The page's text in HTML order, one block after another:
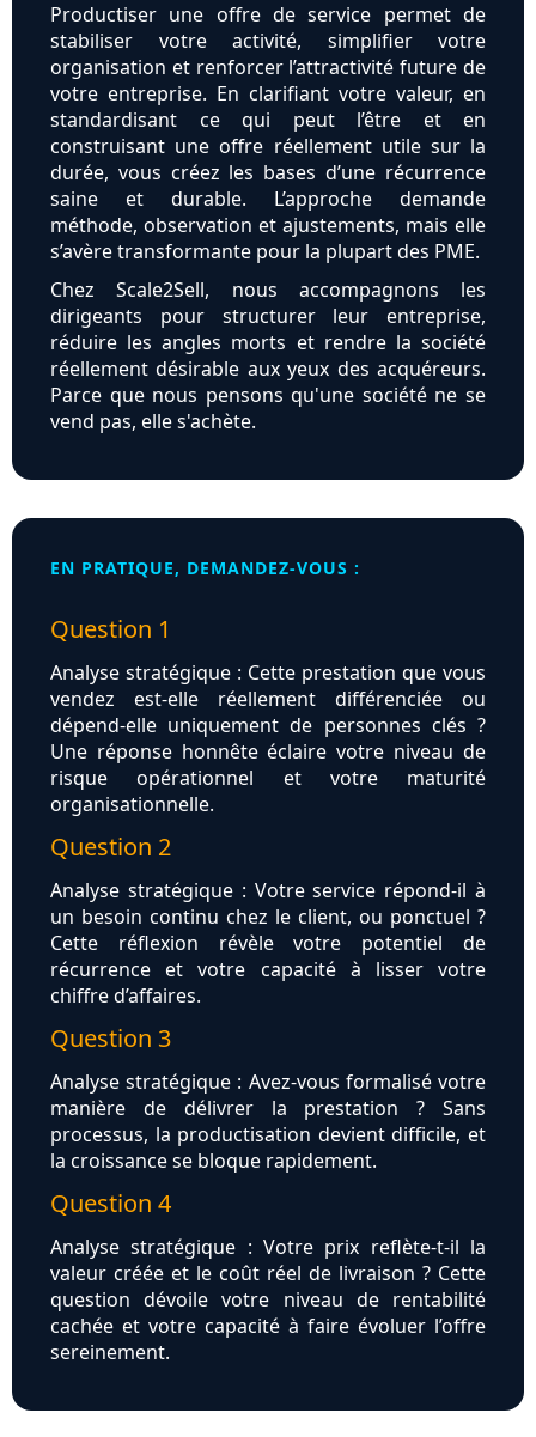
Productiser une offre de service permet de
stabiliser votre activité, simplifier votre
organisation et renforcer l’attractivité future de
votre entreprise. En clarifiant votre valeur, en
standardisant ce qui peut l’être et en
construisant une offre réellement utile sur la
durée, vous créez les bases d’une récurrence
saine et durable. L’approche demande
méthode, observation et ajustements, mais elle
s’avère transformante pour la plupart des PME.
Chez Scale2Sell, nous accompagnons les
dirigeants pour structurer leur entreprise,
réduire les angles morts et rendre la société
réellement désirable aux yeux des acquéreurs.
Parce que nous pensons qu'une société ne se
vend pas, elle s'achète.
EN PRATIQUE, DEMANDEZ-VOUS :
Question 1
Analyse stratégique : Cette prestation que vous
vendez est-elle réellement différenciée ou
dépend-elle uniquement de personnes clés ?
Une réponse honnête éclaire votre niveau de
risque opérationnel et votre maturité
organisationnelle.
Question 2
Analyse stratégique : Votre service répond-il à
un besoin continu chez le client, ou ponctuel ?
Cette réflexion révèle votre potentiel de
récurrence et votre capacité à lisser votre
chiffre d’affaires.
Question 3
Analyse stratégique : Avez-vous formalisé votre
manière de délivrer la prestation ? Sans
processus, la productisation devient difficile, et
la croissance se bloque rapidement.
Question 4
Analyse stratégique : Votre prix reflète-t-il la
valeur créée et le coût réel de livraison ? Cette
question dévoile votre niveau de rentabilité
cachée et votre capacité à faire évoluer l’offre
sereinement.